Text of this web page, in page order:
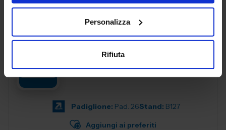
Personalizza
Rifiuta
Vai alla scheda
SUBFORNITURA MECCANICA
Padiglione: Pad. 26Stand: B127
Aggiungi ai preferiti